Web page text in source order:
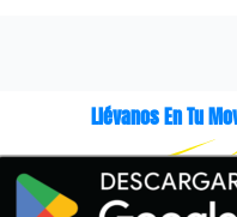
Llévanos En Tu